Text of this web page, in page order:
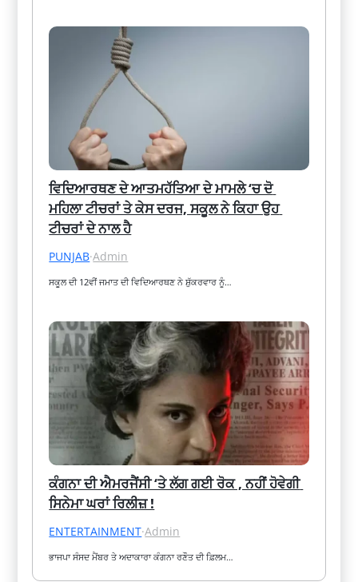
ਵਿਦਿਆਰਥਣ ਦੇ ਆਤਮਹੱਤਿਆ ਦੇ ਮਾਮਲੇ ‘ਚ ਦੋ
ਮਹਿਲਾ ਟੀਚਰਾਂ ਤੇ ਕੇਸ ਦਰਜ, ਸਕੂਲ ਨੇ ਕਿਹਾ ਉਹ
ਟੀਚਰਾਂ ਦੇ ਨਾਲ ਹੈ
PUNJAB·Admin
ਸਕੂਲ ਦੀ 12ਵੀਂ ਜਮਾਤ ਦੀ ਵਿਦਿਆਰਥਣ ਨੇ ਸ਼ੁੱਕਰਵਾਰ ਨੂੰ…
ਕੰਗਨਾ ਦੀ ਐਮਰਜੈਂਸੀ ‘ਤੇ ਲੱਗ ਗਈ ਰੋਕ , ਨਹੀਂ ਹੋਵੇਗੀ
ਸਿਨੇਮਾ ਘਰਾਂ ਰਿਲੀਜ਼ !
ENTERTAINMENT·Admin
ਭਾਜਪਾ ਸੰਸਦ ਮੈਂਬਰ ਤੇ ਅਦਾਕਾਰਾ ਕੰਗਨਾ ਰਣੌਤ ਦੀ ਫ਼ਿਲਮ…